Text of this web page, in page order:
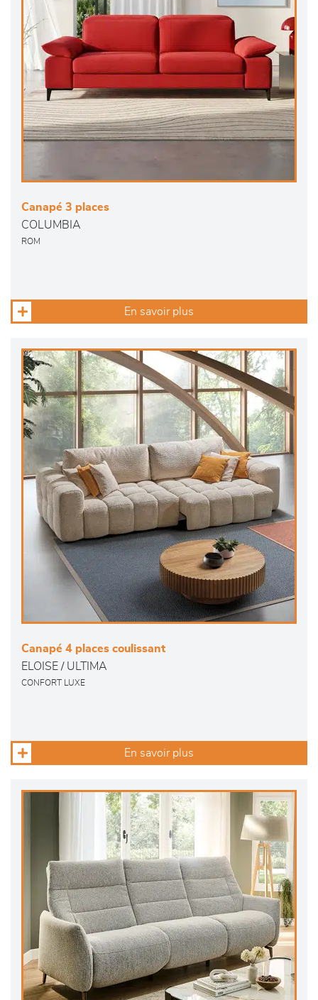
Canapé 3 places
COLUMBIA
ROM
En savoir plus
Canapé 4 places coulissant
ELOISE / ULTIMA
CONFORT LUXE
En savoir plus